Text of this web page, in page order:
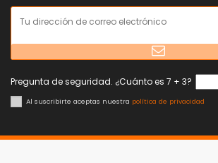
Pregunta de seguridad. ¿Cuánto es 7 + 3?
Al suscribirte aceptas nuestra política de privacidad